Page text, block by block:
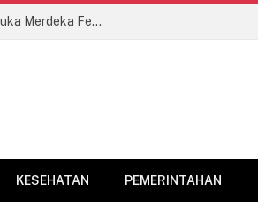
Sambut HUT RI ke-81, Camat Andi Patiroi Resmi Buka Merdeka Fest Tamalanrea
KESEHATAN PEMERINTAHAN